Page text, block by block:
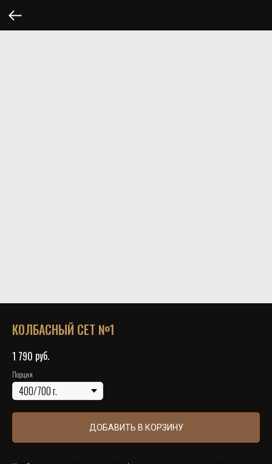
КОЛБАСНЫЙ СЕТ №1
1 790 руб.
Порция
ДОБАВИТЬ В КОРЗИНУ